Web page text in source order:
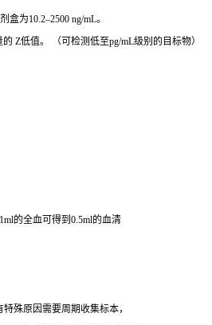
为10.2–2500 ng/mL。
Z低值。 （可检测低至pg/mL级别的目标物）
的全血可得到0.5ml的血清
殊原因需要周期收集标本，